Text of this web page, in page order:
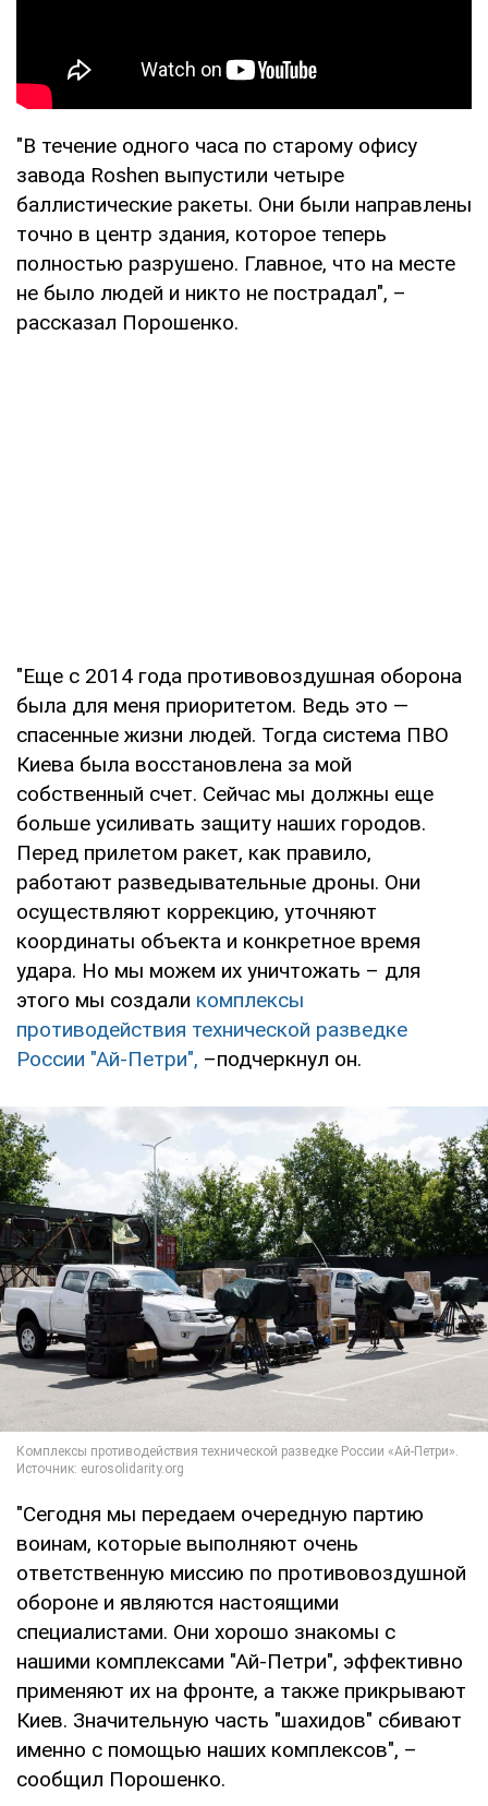
"В течение одного часа по старому офису
завода Roshen выпустили четыре
баллистические ракеты. Они были направлены
точно в центр здания, которое теперь
полностью разрушено. Главное, что на месте
не было людей и никто не пострадал", –
рассказал Порошенко.
"Еще с 2014 года противовоздушная оборона
была для меня приоритетом. Ведь это —
спасенные жизни людей. Тогда система ПВО
Киева была восстановлена за мой
собственный счет. Сейчас мы должны еще
больше усиливать защиту наших городов.
Перед прилетом ракет, как правило,
работают разведывательные дроны. Они
осуществляют коррекцию, уточняют
координаты объекта и конкретное время
удара. Но мы можем их уничтожать – для
этого мы создали комплексы
противодействия технической разведке
России "Ай-Петри", –подчеркнул он.
"Сегодня мы передаем очередную партию
воинам, которые выполняют очень
ответственную миссию по противовоздушной
обороне и являются настоящими
специалистами. Они хорошо знакомы с
нашими комплексами "Ай-Петри", эффективно
применяют их на фронте, а также прикрывают
Киев. Значительную часть "шахидов" сбивают
именно с помощью наших комплексов", –
сообщил Порошенко.